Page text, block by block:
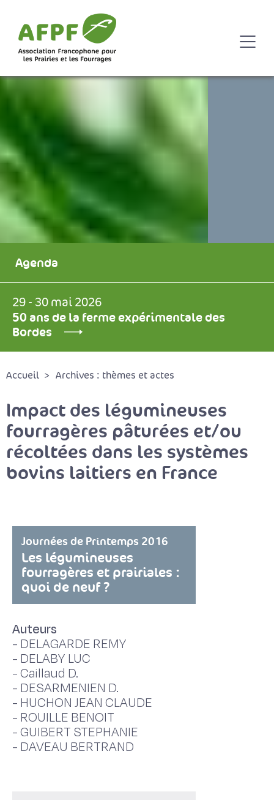
Agenda
29 - 30 mai 2026
50 ans de la ferme expérimentale des
Bordes
Accueil Archives : thèmes et actes
Impact des légumineuses
fourragères pâturées et/ou
récoltées dans les systèmes
bovins laitiers en France
Journées de Printemps 2016
Les légumineuses
fourragères et prairiales :
quoi de neuf ?
Auteurs
- DELAGARDE REMY
- DELABY LUC
-Caillaud D.
- DESARMENIEN D.
- HUCHON JEAN CLAUDE
- ROUILLE BENOIT
-GUIBERT STEPHANIE
- DAVEAU BERTRAND